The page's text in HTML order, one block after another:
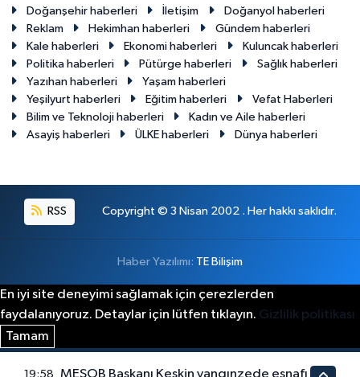
Doğanşehir haberleri
İletişim
Doğanyol haberleri
Reklam
Hekimhan haberleri
Gündem haberleri
Kale haberleri
Ekonomi haberleri
Kuluncak haberleri
Politika haberleri
Pütürge haberleri
Sağlık haberleri
Yazıhan haberleri
Yaşam haberleri
Yeşilyurt haberleri
Eğitim haberleri
Vefat Haberleri
Bilim ve Teknoloji haberleri
Kadın ve Aile haberleri
Asayiş haberleri
ÜLKE haberleri Dünya haberleri
RSS Copyright © 3 Nisan 2002 . Her hakkı saklıdır.
Haber Yazılımı: TE Bilişim
En iyi site deneyimi sağlamak için çerezlerden
faydalanıyoruz. Detaylar için lütfen tıklayın. Gizlilik politikası
Tamam
19:58 MESOB Başkanı Keskin yangınzede esnafı